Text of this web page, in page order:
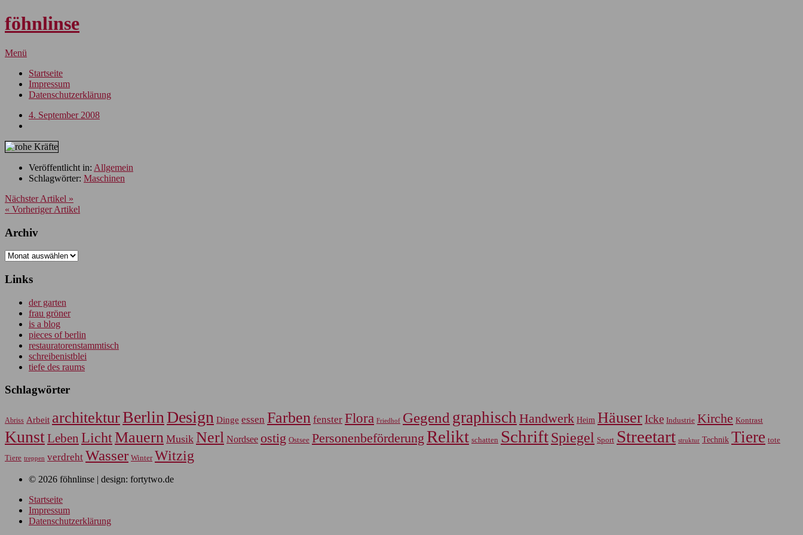
föhnlinse
Menü
Startseite
Impressum
Datenschutzerklärung
4. September 2008
Veröffentlicht in: Allgemein
Schlagwörter: Maschinen
Nächster Artikel »
« Vorheriger Artikel
Archiv
Archiv
Links
der garten
frau gröner
is a blog
pieces of berlin
restauratorenstammtisch
schreibenistblei
tiefe des raums
Schlagwörter
Abriss Arbeit architekturBerlin Design Dinge essen Farben fenster Flora Friedhof Gegend graphisch Handwerk Heim HäuserIcke Industrie Kirche Kontrast
KunstLeben LichtMauern Musik Nerl Nordsee ostig Ostsee Personenbeförderung Relikt schatten SchriftSpiegel Sport Streetart struktur Technik Tiere tote
Tiere treppen verdreht Wasser Winter Witzig
© 2026 föhnlinse | design: fortytwo.de
Startseite
Impressum
Datenschutzerklärung